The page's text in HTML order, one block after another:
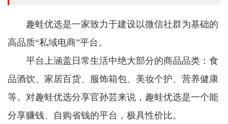
趣蛙优选是一家致力于建设以微信社群为基础的
高品质“私域电商”平台。
平台上涵盖日常生活中绝大部分的商品品类：食
品酒饮、家居百货、服饰箱包、美妆个护、营养健康
等。对趣蛙优选分享官孙芸来说，趣蛙优选是一个能
分享赚钱、自购省钱的平台，极具性价比。